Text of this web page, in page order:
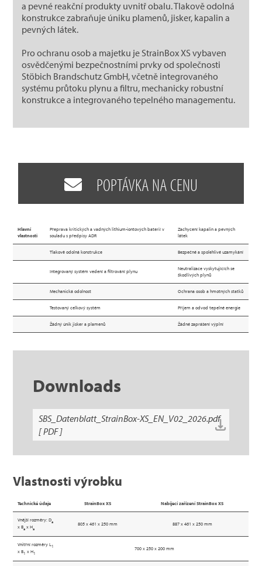
a pevné reakční produkty uvnitř obalu. Tlakově odolná
konstrukce zabraňuje úniku plamenů, jisker, kapalin a
pevných látek.
Pro ochranu osob a majetku je StrainBox XS vybaven
osvědčenými bezpečnostními prvky od společnosti
Stöbich Brandschutz GmbH, včetně integrovaného
systému průtoku plynu a filtru, mechanicky robustní
konstrukce a integrovaného tepelného managementu.
POPTÁVKA NA CENU
Hlavní
vlastnosti
Přeprava kritických a vadných lithium-iontových baterií v
souladu s předpisy ADR
Zachycení kapalin a pevných
látek
Tlakově odolná konstrukce Bezpečné a spolehlivé uzamykání
Integrovaný systém vedení a filtrování plynu
Neutralizace vyskytujících se
škodlivých plynů
Mechanická odolnost Ochrana osob a hmotných statků
Testovaný celkový systém Příjem a odvod tepelné energie
Žádný únik jisker a plamenů Žádné zaprášení výplní
Downloads
SBS_Datenblatt_StrainBox-XS_EN_V02_2026.pdf
[ PDF ]
Vlastnosti výrobku
Technické údaje StrainBox XS Nabíjecí zařízení StrainBox XS
Vnější rozměry: Da
x Ba x Ha
805 x 461 x 250 mm 887 x 461 x 250 mm
Vnitřní rozměry L 1
x B1 x H1
700 x 250 x 200 mm